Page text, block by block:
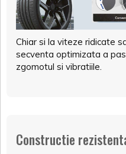
Chiar si la viteze ridicate
secventa optimizata a
zgomotul si vibratiile.
Constructie